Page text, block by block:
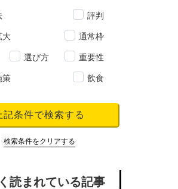
評判
大 通常枠
選び方 重要性
策 飲食
記条件で検索する
検索条件をクリアする
読まれている記事